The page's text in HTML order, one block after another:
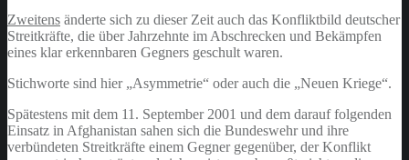
Zweitens änderte sich zu dieser Zeit auch das Konfliktbild deutscher
Streitkräfte, die über Jahrzehnte im Abschrecken und Bekämpfen
eines klar erkennbaren Gegners geschult waren.
Stichworte sind hier „Asymmetrie“ oder auch die „Neuen Kriege“.
Spätestens mit dem 11. September 2001 und dem darauf folgenden
Einsatz in Afghanistan sahen sich die Bundeswehr und ihre
verbündeten Streitkräfte einem Gegner gegenüber, der Konflikt